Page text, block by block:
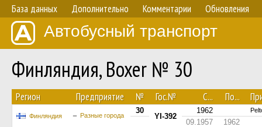
База данных Дополнительно Комментарии Обновления
Автобусный транспорт
Финляндия, Boxer № 30
Регион Предприятие № Гос.№ С... По...
Финляндия Разные города
30
YI-392
1962
09.1957 1962